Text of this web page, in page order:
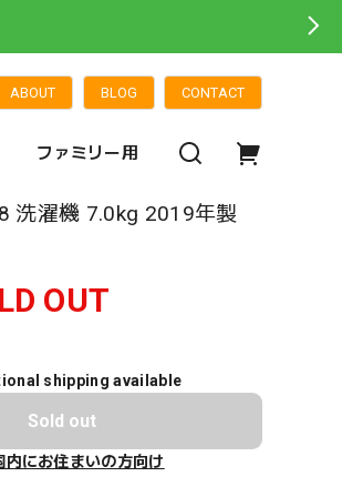
ABOUT BLOG CONTACT
ファミリー用
洗濯機 7.0kg 2019年製
OUT
shipping available
Sold out
内にお住まいの方向け